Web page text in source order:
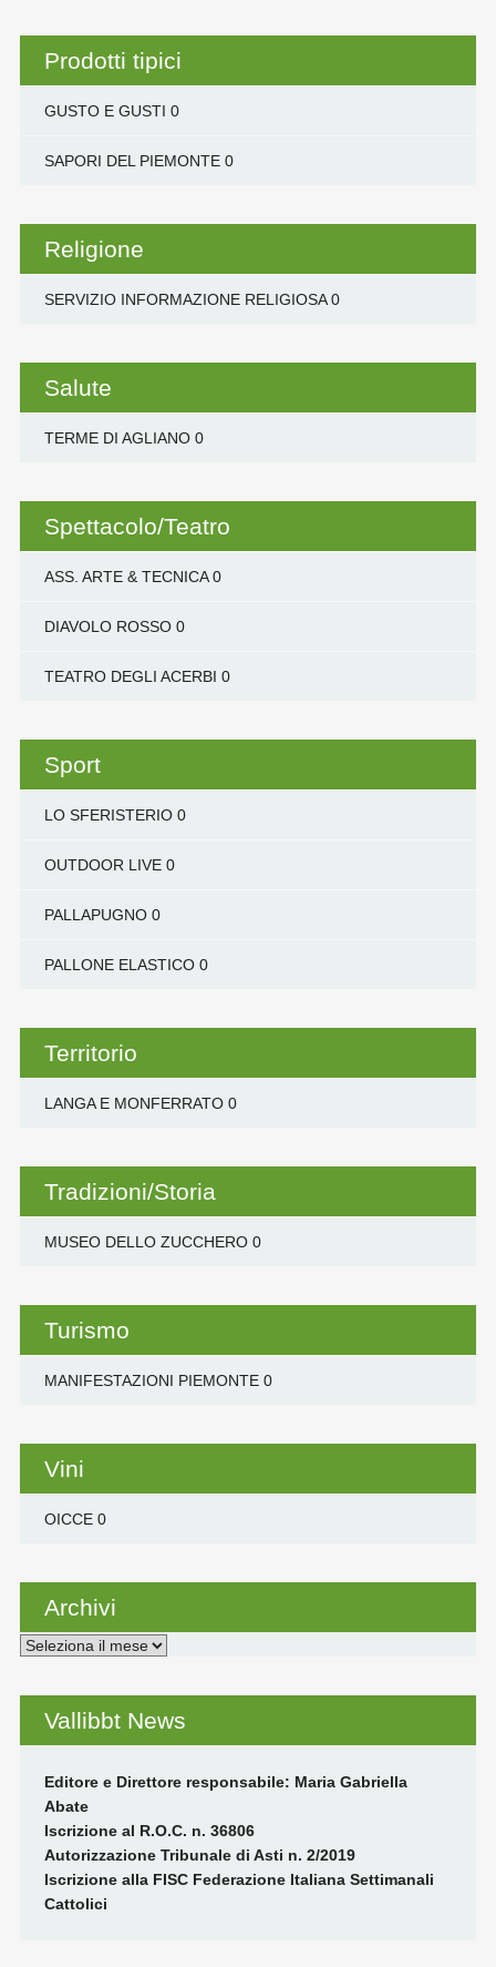
Prodotti tipici
GUSTO E GUSTI 0
SAPORI DEL PIEMONTE0
Religione
SERVIZIO INFORMAZIONE RELIGIOSA0
Salute
TERME DI AGLIANO0
Spettacolo/Teatro
ASS. ARTE & TECNICA0
DIAVOLO ROSSO0
TEATRO DEGLI ACERBI 0
Sport
LO SFERISTERIO0
OUTDOOR LIVE0
PALLAPUGNO0
PALLONE ELASTICO0
Territorio
LANGA E MONFERRATO0
Tradizioni/Storia
MUSEO DELLO ZUCCHERO0
Turismo
MANIFESTAZIONI PIEMONTE0
Vini
OICCE0
Archivi
Archivi
Vallibbt News
Editore e Direttore responsabile: Maria Gabriella
Abate
Iscrizione al R.O.C. n. 36806
Autorizzazione Tribunale di Asti n. 2/2019
Iscrizione alla FISC Federazione Italiana Settimanali
Cattolici